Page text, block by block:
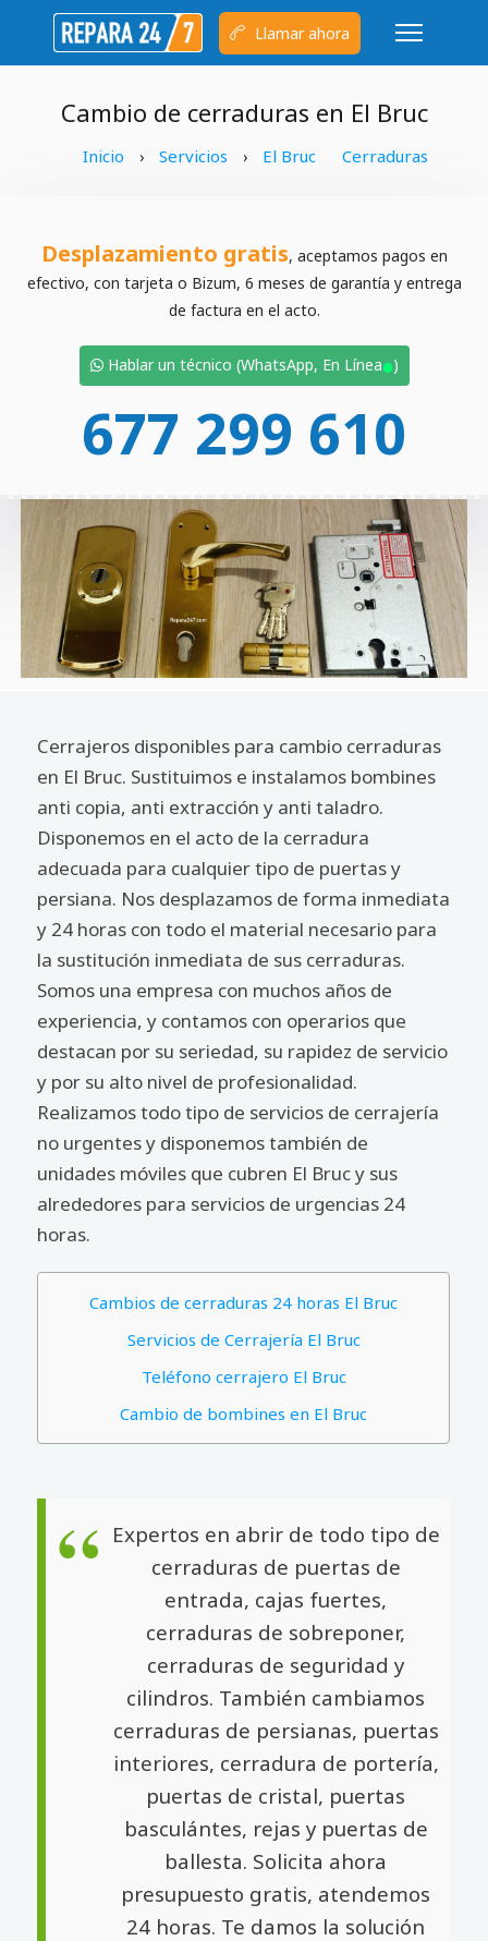
Llamar ahora
Cambio de cerraduras en El Bruc
Inicio › Servicios › El Bruc Cerraduras
Desplazamiento gratis, aceptamos pagos en
efectivo, con tarjeta o Bizum, 6 meses de garantía y entrega
de factura en el acto.
Hablar un técnico (WhatsApp, En Línea•)
677 299 610
Cerrajeros disponibles para cambio cerraduras
en El Bruc. Sustituimos e instalamos bombines
anti copia, anti extracción y anti taladro.
Disponemos en el acto de la cerradura
adecuada para cualquier tipo de puertas y
persiana. Nos desplazamos de forma inmediata
y 24 horas con todo el material necesario para
la sustitución inmediata de sus cerraduras.
Somos una empresa con muchos años de
experiencia, y contamos con operarios que
destacan por su seriedad, su rapidez de servicio
y por su alto nivel de profesionalidad.
Realizamos todo tipo de servicios de cerrajería
no urgentes y disponemos también de
unidades móviles que cubren El Bruc y sus
alrededores para servicios de urgencias 24
horas.
Cambios de cerraduras 24 horas El Bruc
Servicios de Cerrajería El Bruc
Teléfono cerrajero El Bruc
Cambio de bombines en El Bruc
Expertos en abrir de todo tipo de
cerraduras de puertas de
entrada, cajas fuertes,
cerraduras de sobreponer,
cerraduras de seguridad y
cilindros. También cambiamos
cerraduras de persianas, puertas
interiores, cerradura de portería,
puertas de cristal, puertas
basculántes, rejas y puertas de
ballesta. Solicita ahora
presupuesto gratis, atendemos
24 horas. Te damos la solución